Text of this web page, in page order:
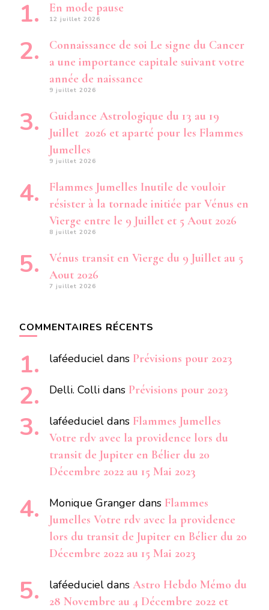
En mode pause
12 juillet 2026
Connaissance de soi Le signe du Cancer
a une importance capitale suivant votre
année de naissance
9 juillet 2026
Guidance Astrologique du 13 au 19
Juillet 2026 et aparté pour les Flammes
Jumelles
9 juillet 2026
Flammes Jumelles Inutile de vouloir
résister à la tornade initiée par Vénus en
Vierge entre le 9 Juillet et 5 Aout 2026
8 juillet 2026
Vénus transit en Vierge du 9 Juillet au 5
Aout 2026
7 juillet 2026
COMMENTAIRES RÉCENTS
laféeduciel dans Prévisions pour 2023
Delli. Colli dans Prévisions pour 2023
laféeduciel dans Flammes Jumelles
Votre rdv avec la providence lors du
transit de Jupiter en Bélier du 20
Décembre 2022 au 15 Mai 2023
Monique Granger dans Flammes
Jumelles Votre rdv avec la providence
lors du transit de Jupiter en Bélier du 20
Décembre 2022 au 15 Mai 2023
laféeduciel dans Astro Hebdo Mémo du
28 Novembre au 4 Décembre 2022 et